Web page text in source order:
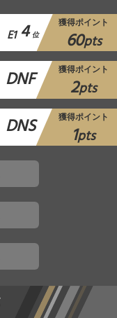
E1 4 位
獲得ポイント
60pts
DNF 獲得ポイント
2pts
DNS 獲得ポイント
1pts